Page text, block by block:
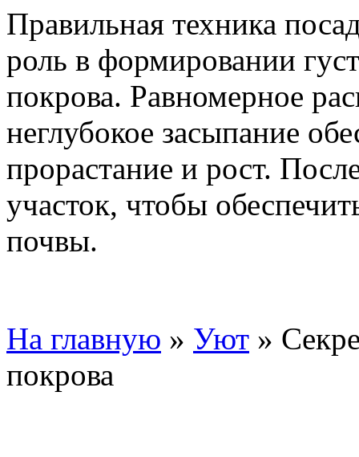
Правильная техника
роль в формировании
покрова. Равномерное
неглубокое засыпание
прорастание и рост.
участок, чтобы
почвы.
На главную » Уют »
покрова